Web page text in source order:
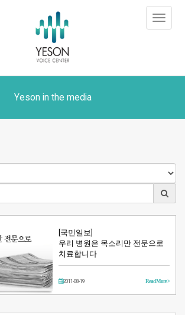
Toggle
Yeson in the media
[국민일보]
우리 병원은 목소리만 전문으로
치료합니다
2011-08-19 Read More >